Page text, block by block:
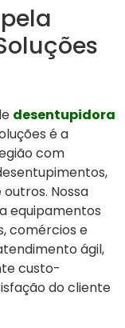
desentupidora
é a
com
Nossa
equipamentos
comércios e
ágil,
custo-
do cliente